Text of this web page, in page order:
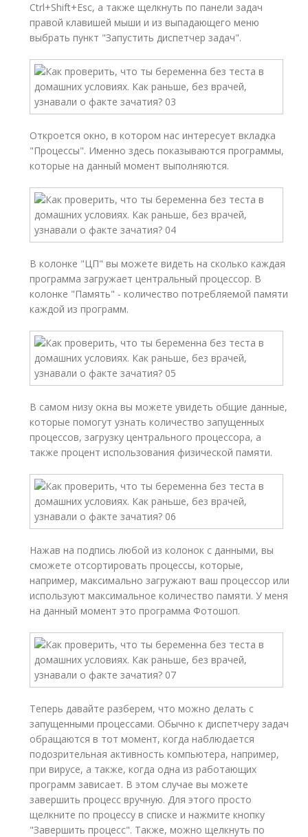
Ctrl+Shift+Esc, а также щелкнуть по панели задач
правой клавишей мыши и из выпадающего меню
выбрать пункт "Запустить диспетчер задач".
Откроется окно, в котором нас интересует вкладка
"Процессы". Именно здесь показываются программы,
которые на данный момент выполняются.
В колонке "ЦП" вы можете видеть на сколько каждая
программа загружает центральный процессор. В
колонке "Память" - количество потребляемой памяти
каждой из программ.
В самом низу окна вы можете увидеть общие данные,
которые помогут узнать количество запущенных
процессов, загрузку центрального процессора, а
также процент использования физической памяти.
Нажав на подпись любой из колонок с данными, вы
сможете отсортировать процессы, которые,
например, максимально загружают ваш процессор или
используют максимальное количество памяти. У меня
на данный момент это программа Фотошоп.
Теперь давайте разберем, что можно делать с
запущенными процессами. Обычно к диспетчеру задач
обращаются в тот момент, когда наблюдается
подозрительная активность компьютера, например,
при вирусе, а также, когда одна из работающих
программ зависает. В этом случае вы можете
завершить процесс вручную. Для этого просто
щелкните по процессу в списке и нажмите кнопку
"Завершить процесс". Также, можно щелкнуть по